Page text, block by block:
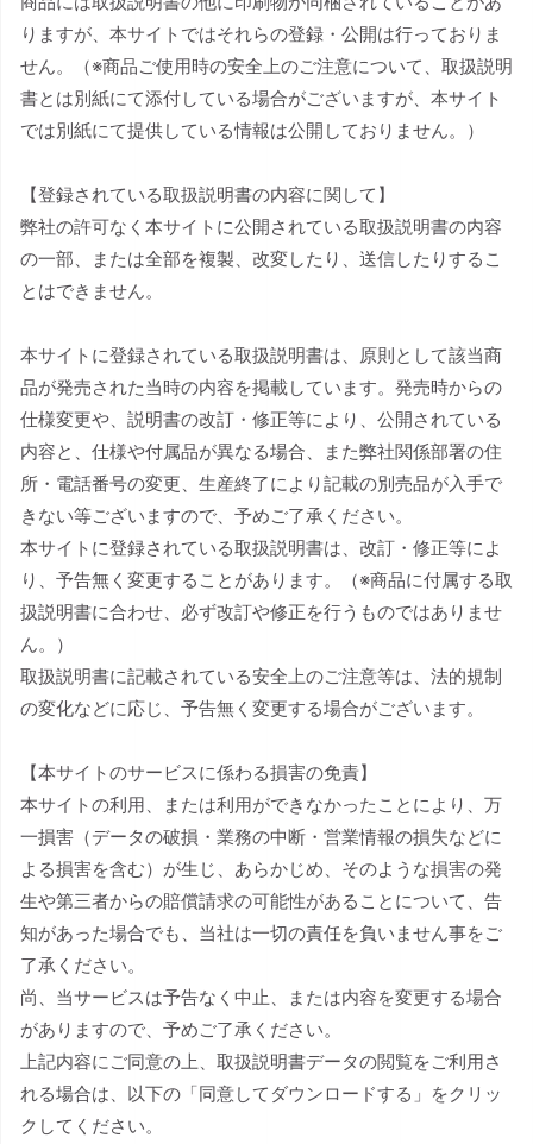
りますが、本サイトではそれらの登録・公開は行っておりま
せん。（※商品ご使用時の安全上のご注意について、取扱説明
書とは別紙にて添付している場合がございますが、本サイト
では別紙にて提供している情報は公開しておりません。）
【登録されている取扱説明書の内容に関して】
弊社の許可なく本サイトに公開されている取扱説明書の内容
の一部、または全部を複製、改変したり、送信したりするこ
とはできません。
本サイトに登録されている取扱説明書は、原則として該当商
品が発売された当時の内容を掲載しています。発売時からの
仕様変更や、説明書の改訂・修正等により、公開されている
内容と、仕様や付属品が異なる場合、また弊社関係部署の住
所・電話番号の変更、生産終了により記載の別売品が入手で
きない等ございますので、予めご了承ください。
本サイトに登録されている取扱説明書は、改訂・修正等によ
り、予告無く変更することがあります。（※商品に付属する取
扱説明書に合わせ、必ず改訂や修正を行うものではありませ
ん。）
取扱説明書に記載されている安全上のご注意等は、法的規制
の変化などに応じ、予告無く変更する場合がございます。
【本サイトのサービスに係わる損害の免責】
本サイトの利用、または利用ができなかったことにより、万
一損害（データの破損・業務の中断・営業情報の損失などに
よる損害を含む）が生じ、あらかじめ、そのような損害の発
生や第三者からの賠償請求の可能性があることについて、告
知があった場合でも、当社は一切の責任を負いません事をご
了承ください。
尚、当サービスは予告なく中止、または内容を変更する場合
がありますので、予めご了承ください。
上記内容にご同意の上、取扱説明書データの閲覧をご利用さ
れる場合は、以下の「同意してダウンロードする」をクリッ
クしてください。